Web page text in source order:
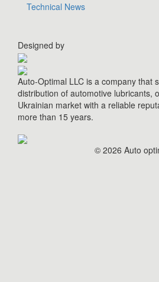
Technical News
Designed by
Auto-Optimal LLC is a company that
distribution of automotive lubricants,
Ukrainian market with a reliable
more than 15 years.
© 2026 Auto